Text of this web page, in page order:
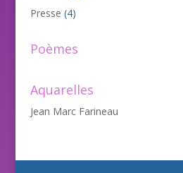
Presse (4)
Poèmes
Aquarelles
Jean Marc Farineau